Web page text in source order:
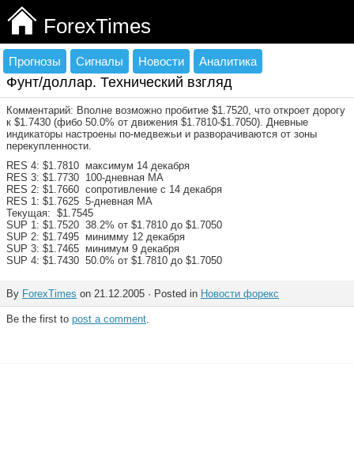
ForexTimes
Прогнозы Сигналы Новости Аналитика
Фунт/доллар. Технический взгляд
Комментарий: Вполне возможно пробитие $1.7520, что откроет дорогу
к $1.7430 (фибо 50.0% oт движения $1.7810-$1.7050). Дневные
индикаторы настроены по-медвежьи и разворачиваются от зоны
перекупленности.
RES 4: $1.7810 максимум 14 декабря
RES 3: $1.7730 100-дневная МА
RES 2: $1.7660 сопротивление с 14 декабря
RES 1: $1.7625 5-дневная МА
Текущая: $1.7545
SUP 1: $1.7520 38.2% oт $1.7810 дo $1.7050
SUP 2: $1.7495 минимму 12 декабря
SUP 3: $1.7465 минимум 9 декабря
SUP 4: $1.7430 50.0% oт $1.7810 дo $1.7050
By ForexTimes on 21.12.2005 · Posted in Новости форекс
Be the first to post a comment.